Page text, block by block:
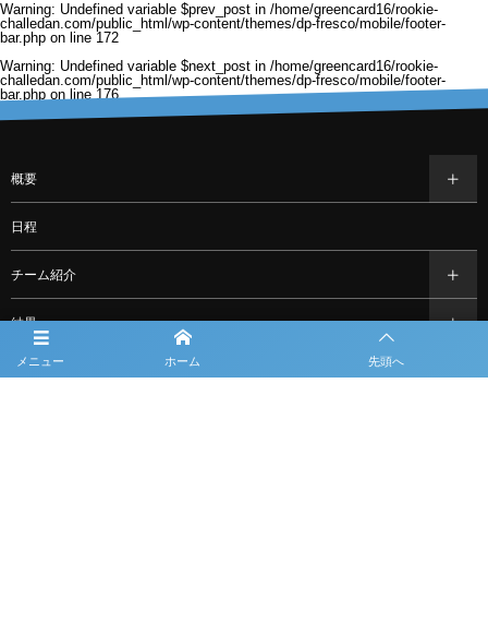
Warning: Undefined variable $prev_post in /home/greencard16/rookie-
challedan.com/public_html/wp-content/themes/dp-fresco/mobile/footer-
bar.php on line 172
Warning: Undefined variable $next_post in /home/greencard16/rookie-
challedan.com/public_html/wp-content/themes/dp-fresco/mobile/footer-
bar.php on line176
メニュー ホーム 先頭へ
概要
日程
チーム紹介
結果
過去の大会情報